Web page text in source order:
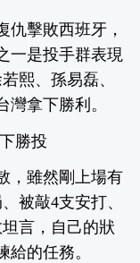
仇擊敗西班牙，
一是投手群表現
熙、孫易磊、
拿下勝利。
勝投
，雖然剛上場有
被敲4支安打、
言，自己的狀
的任務。